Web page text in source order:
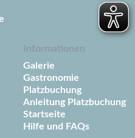
Informationen
Galerie
Gastronomie
Platzbuchung
Anleitung Platzbuchung
Startseite
Hilfe und FAQs